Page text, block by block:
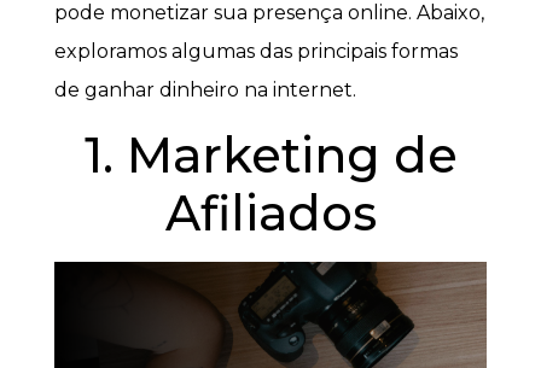
pode monetizar sua presença online. Abaixo,
exploramos algumas das principais formas
de ganhar dinheiro na internet.
1. Marketing de
Afiliados